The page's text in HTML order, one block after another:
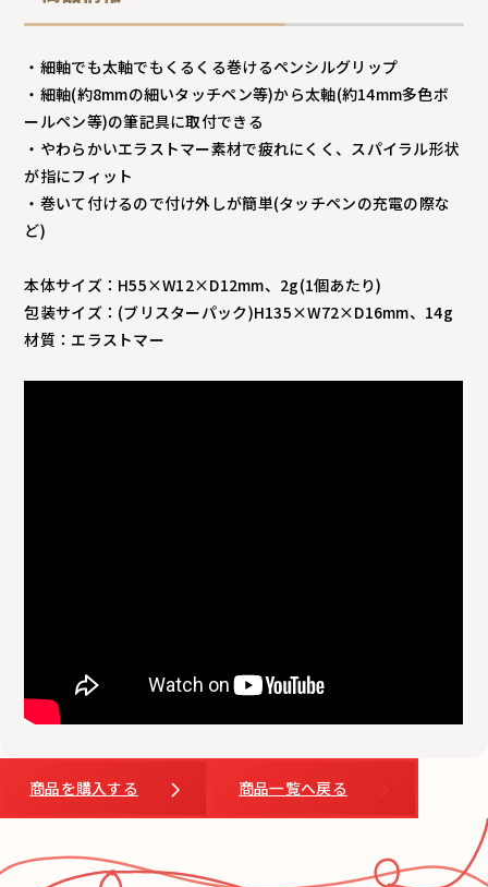
・細軸でも太軸でもくるくる巻けるペンシルグリップ
・細軸(約8mmの細いタッチペン等)から太軸(約14mm多色ボ
ールペン等)の筆記具に取付できる
・やわらかいエラストマー素材で疲れにくく、スパイラル形状
が指にフィット
・巻いて付けるので付け外しが簡単(タッチペンの充電の際な
ど)
本体サイズ：H55×W12×D12mm、2g(1個あたり)
包装サイズ：(ブリスターパック)H135×W72×D16mm、14g
材質：エラストマー
商品を購入する 商品一覧へ戻る